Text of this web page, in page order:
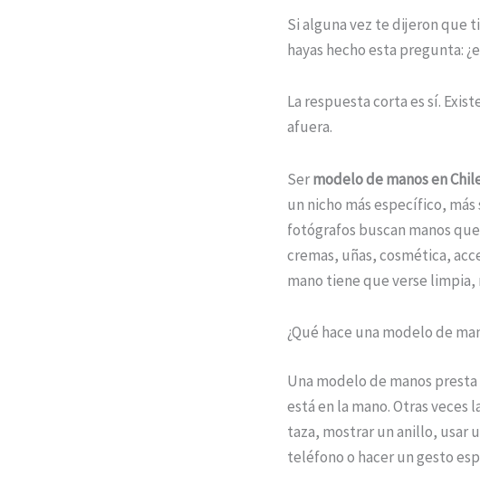
Si alguna vez te dijeron que
hayas hecho esta pregunta:
La respuesta corta es sí.
afuera.
Sermodelo de manos en
un nicho más específico,
fotógrafos buscan manos
cremas, uñas, cosmética,
mano tiene que verse
¿Qué hace una modelo de
Una modelo de manos
está en la mano. Otras
taza, mostrar un anillo, usar
teléfono o hacer un gesto